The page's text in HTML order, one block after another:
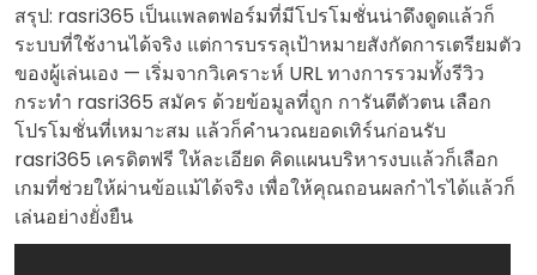
สรุป: rasri365 เป็นแพลตฟอร์มที่มีโปรโมชั่นน่าดึงดูดแล้วก็
ระบบที่ใช้งานได้จริง แต่การบรรลุเป้าหมายสังกัดการเตรียมตัว
ของผู้เล่นเอง — เริ่มจากวิเคราะห์ URL ทางการรวมทั้งรีวิว
กระทำ rasri365 สมัคร ด้วยข้อมูลที่ถูก การันตีตัวตน เลือก
โปรโมชั่นที่เหมาะสม แล้วก็คำนวณยอดเทิร์นก่อนรับ
rasri365 เครดิตฟรี ให้ละเอียด คิดแผนบริหารงบแล้วก็เลือก
เกมที่ช่วยให้ผ่านข้อแม้ได้จริง เพื่อให้คุณถอนผลกำไรได้แล้วก็
เล่นอย่างยั่งยืน